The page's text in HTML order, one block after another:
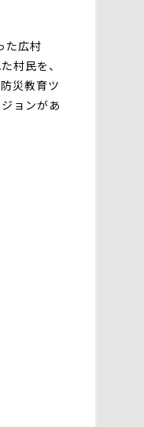
た広村
村民を、
災教育ツ
ョンがあ